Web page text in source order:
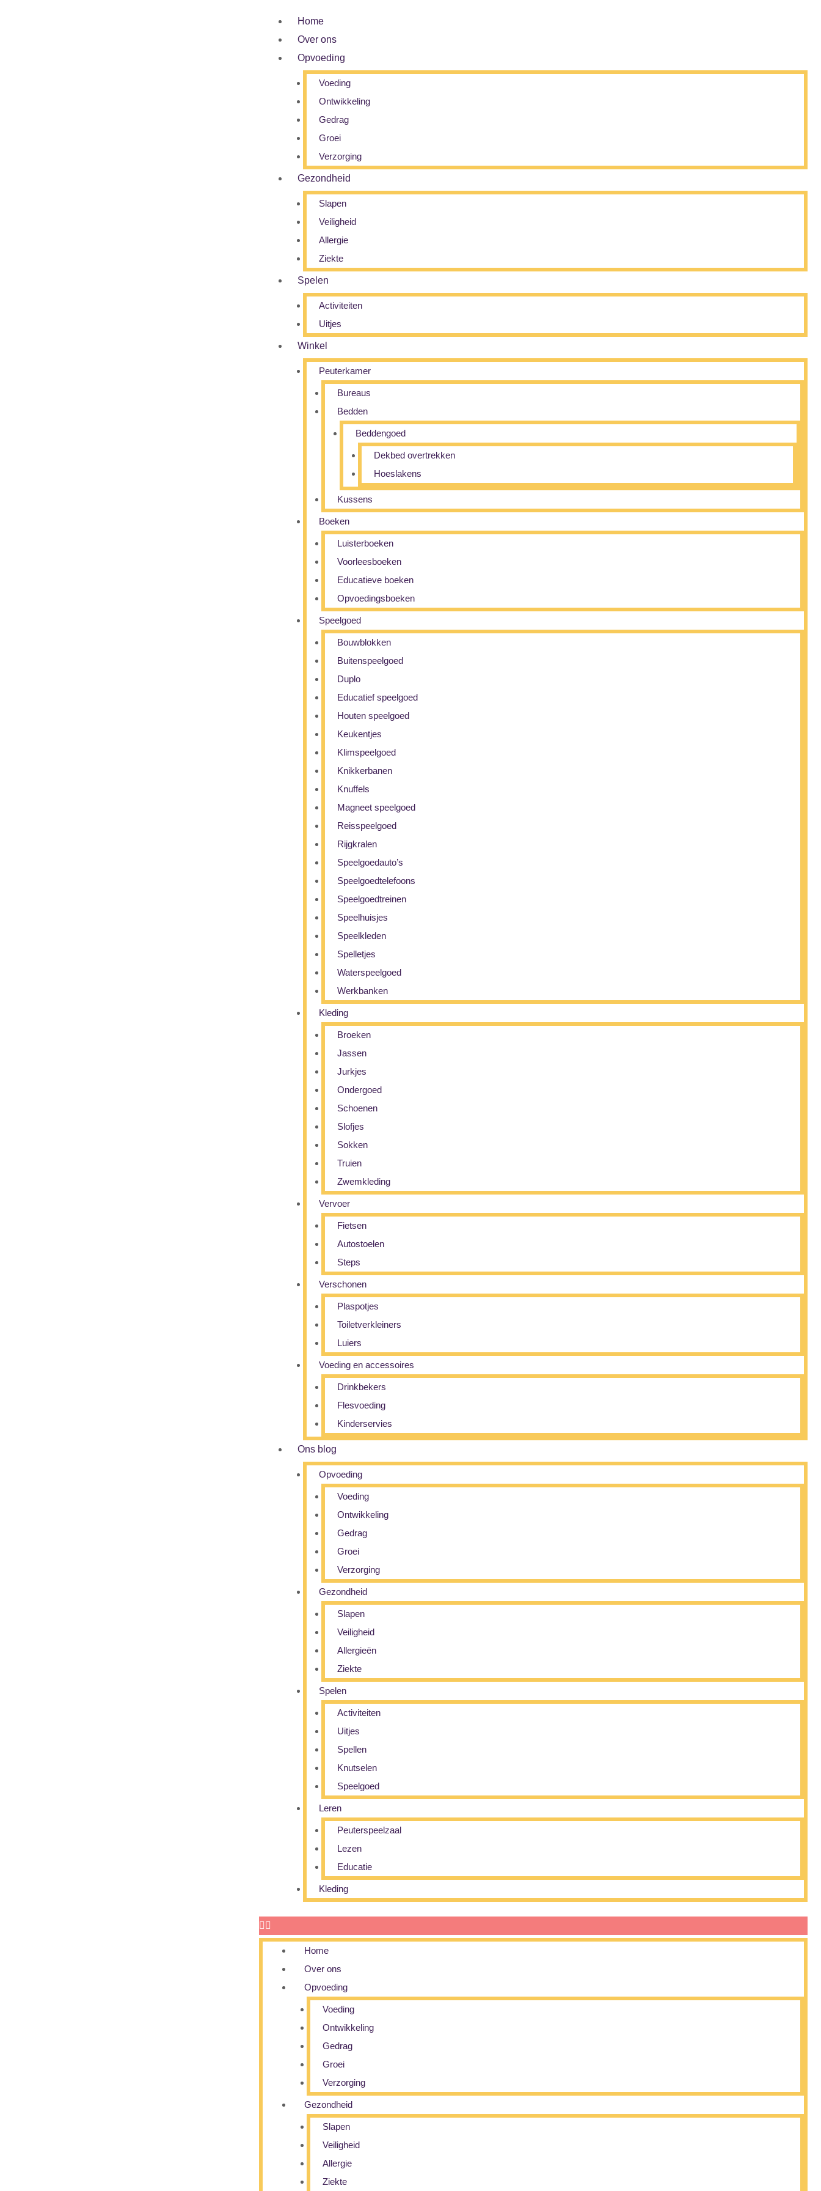
Home
Over ons
Opvoeding
Voeding
Ontwikkeling
Gedrag
Groei
Verzorging
Gezondheid
Slapen
Veiligheid
Allergie
Ziekte
Spelen
Activiteiten
Uitjes
Winkel
Peuterkamer
Bureaus
Bedden
Beddengoed
Dekbed overtrekken
Hoeslakens
Kussens
Boeken
Luisterboeken
Voorleesboeken
Educatieve boeken
Opvoedingsboeken
Speelgoed
Bouwblokken
Buitenspeelgoed
Duplo
Educatief speelgoed
Houten speelgoed
Keukentjes
Klimspeelgoed
Knikkerbanen
Knuffels
Magneet speelgoed
Reisspeelgoed
Rijgkralen
Speelgoedauto’s
Speelgoedtelefoons
Speelgoedtreinen
Speelhuisjes
Speelkleden
Spelletjes
Waterspeelgoed
Werkbanken
Kleding
Broeken
Jassen
Jurkjes
Ondergoed
Schoenen
Slofjes
Sokken
Truien
Zwemkleding
Vervoer
Fietsen
Autostoelen
Steps
Verschonen
Plaspotjes
Toiletverkleiners
Luiers
Voeding en accessoires
Drinkbekers
Flesvoeding
Kinderservies
Ons blog
Opvoeding
Voeding
Ontwikkeling
Gedrag
Groei
Verzorging
Gezondheid
Slapen
Veiligheid
Allergieën
Ziekte
Spelen
Activiteiten
Uitjes
Spellen
Knutselen
Speelgoed
Leren
Peuterspeelzaal
Lezen
Educatie
Kleding
Home
Over ons
Opvoeding
Voeding
Ontwikkeling
Gedrag
Groei
Verzorging
Gezondheid
Slapen
Veiligheid
Allergie
Ziekte